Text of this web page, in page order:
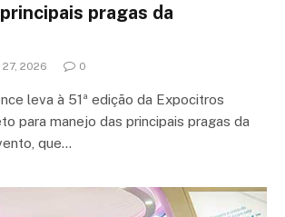
pragas da
2026 0
leva à 51ª edição da Expocitros
para manejo das principais pragas da
que…